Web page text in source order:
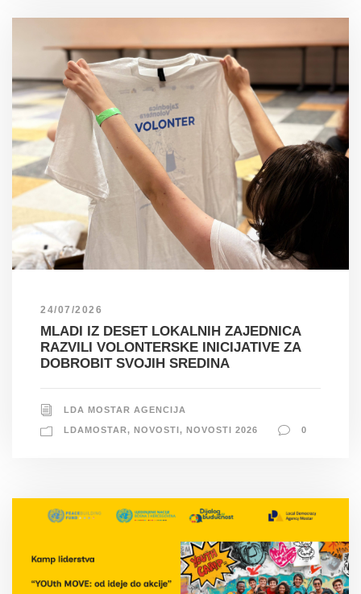
24/07/2026
MLADI IZ DESET LOKALNIH ZAJEDNICA
RAZVILI VOLONTERSKE INICIJATIVE ZA
DOBROBIT SVOJIH SREDINA
LDA MOSTAR AGENCIJA
LDAMOSTAR, NOVOSTI, NOVOSTI 2026 0